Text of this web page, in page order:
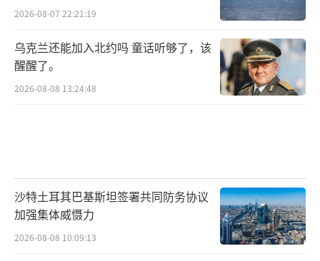
2026-08-07 22:21:19
乌克兰还能加入北约吗 童话听够了，该
醒醒了。
2026-08-08 13:24:48
沙特土耳其巴基斯坦签署共同防务协议
加强集体威慑力
2026-08-08 10:09:13